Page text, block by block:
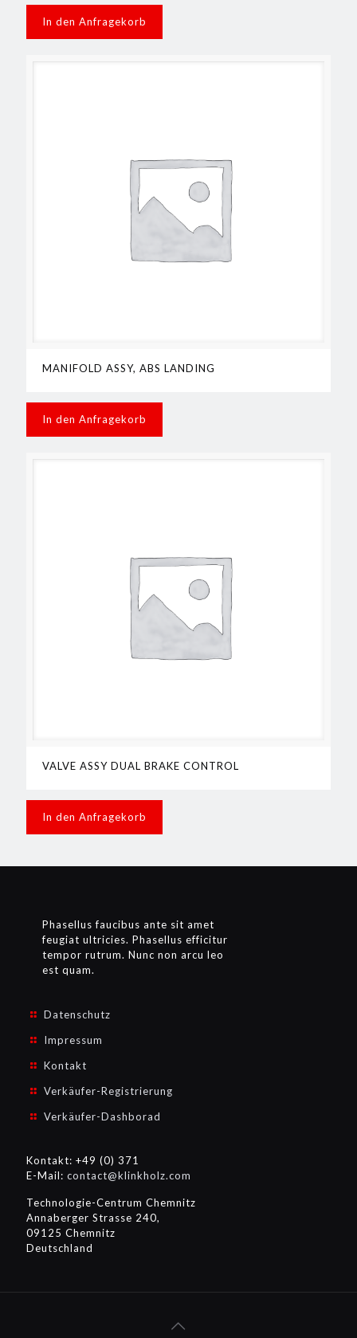
In den Anfragekorb
MANIFOLD ASSY, ABS LANDING
In den Anfragekorb
VALVE ASSY DUAL BRAKE CONTROL
In den Anfragekorb
Phasellus faucibus ante sit amet
feugiat ultricies. Phasellus efficitur
tempor rutrum. Nunc non arcu leo
est quam.
Datenschutz
Impressum
Kontakt
Verkäufer-Registrierung
Verkäufer-Dashborad
Kontakt: +49 (0) 371
E-Mail: contact@klinkholz.com
Technologie-Centrum Chemnitz
Annaberger Strasse 240,
09125 Chemnitz
Deutschland